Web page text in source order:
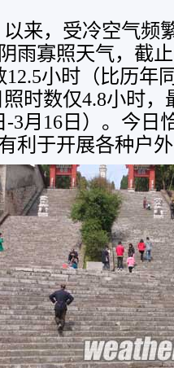
来，受冷空气频
雨寡照天气，截
小时（比历年
时数仅4.8小时
-3月16日）。今日
利于开展各种户